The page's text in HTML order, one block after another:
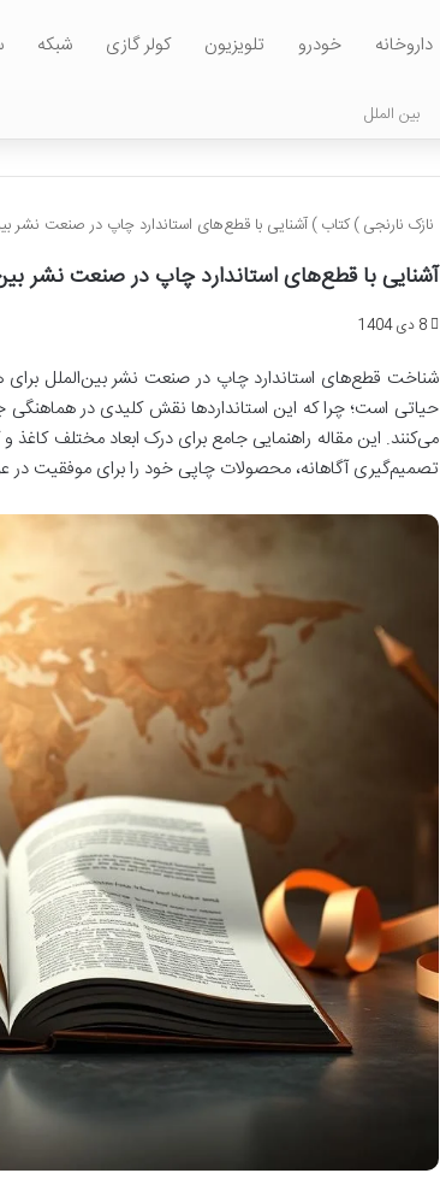
داروخانه خودرو تلویزیون کولر گازی شبکه
بین الملل
نازک نارنجی)کتاب)آشنایی با قطع‌های استاندارد چاپ در صنعت نشر
آشنایی با قطع‌های استاندارد چاپ در صنعت نشر
8 دی 1404
شناخت قطع‌های استاندارد چاپ در صنعت نشر بین‌الملل برای
حیاتی است؛ چرا که این استانداردها نقش کلیدی در
می‌کنند. این مقاله راهنمایی جامع برای درک ابعاد مختلف
تصمیم‌گیری آگاهانه، محصولات چاپی خود را برای موفقیت در